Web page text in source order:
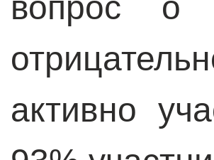
активно